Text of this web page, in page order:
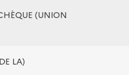
(UNION
LA)